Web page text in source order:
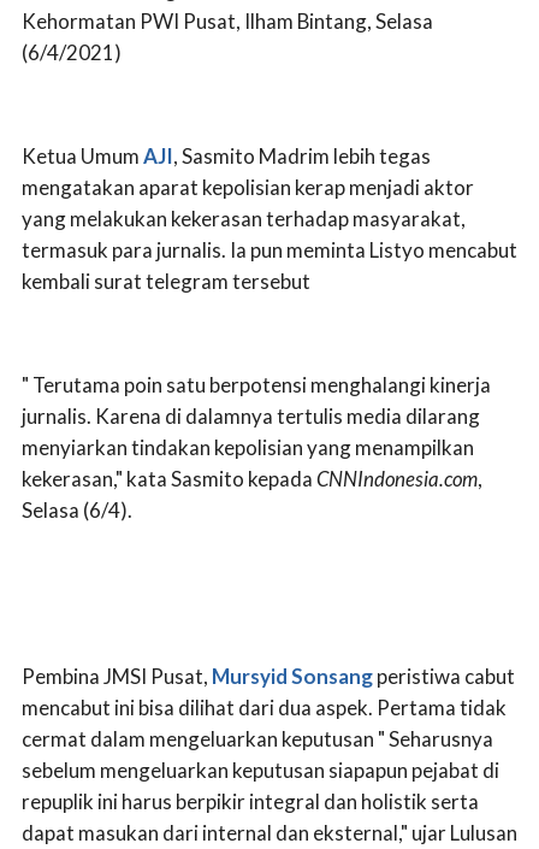
Kehormatan PWI Pusat, Ilham Bintang, Selasa
(6/4/2021)
Ketua UmumAJI, Sasmito Madrim lebih tegas
mengatakan aparat kepolisian kerap menjadi aktor
yang melakukan kekerasan terhadap masyarakat,
termasuk para jurnalis. Ia pun meminta Listyo mencabut
kembali surat telegram tersebut
" Terutama poin satu berpotensi menghalangi kinerja
jurnalis. Karena di dalamnya tertulis media dilarang
menyiarkan tindakan kepolisian yang menampilkan
kekerasan," kata Sasmito kepadaCNNIndonesia.com,
Selasa (6/4).
Pembina JMSI Pusat, Mursyid Sonsangperistiwa cabut
mencabut ini bisa dilihat dari dua aspek. Pertama tidak
cermat dalam mengeluarkan keputusan " Seharusnya
sebelum mengeluarkan keputusan siapapun pejabat di
repuplik ini harus berpikir integral dan holistik serta
dapat masukan dari internal dan eksternal," ujar Lulusan